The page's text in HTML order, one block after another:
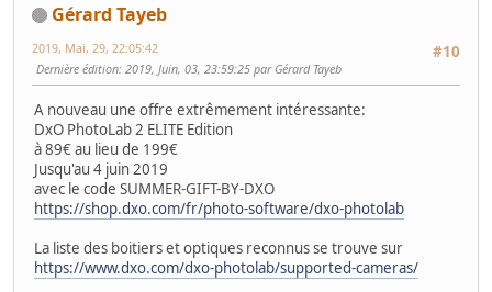
Gérard Tayeb
#10
2019, Mai, 29, 22:05:42
Dernière édition: 2019, Juin, 03, 23:59:25 par Gérard Tayeb
A nouveau une offre extrêmement intéressante:
DxO PhotoLab 2 ELITE Edition
à 89€ au lieu de 199€
Jusqu'au 4 juin 2019
avec le code SUMMER-GIFT-BY-DXO
https://shop.dxo.com/fr/photo-software/dxo-photolab
La liste des boitiers et optiques reconnus se trouve sur
https://www.dxo.com/dxo-photolab/supported-cameras/